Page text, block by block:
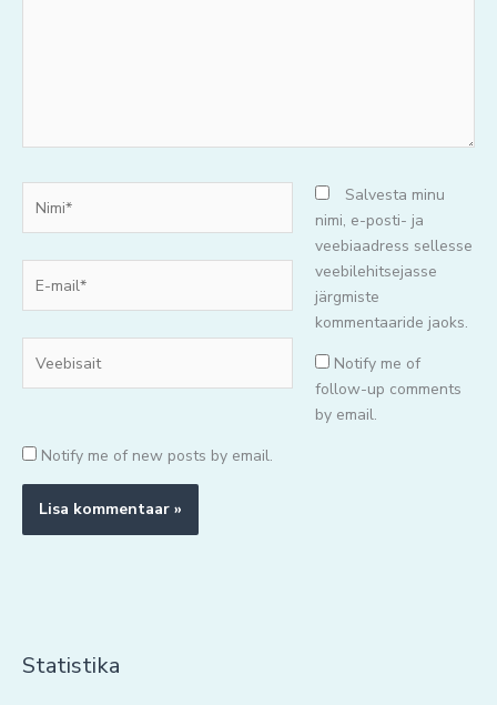
mail*
Salvesta minu
nimi, e-posti- ja
veebiaadress sellesse
veebilehitsejasse
järgmiste
kommentaaride jaoks.
Notify me of
follow-up comments
by email.
Notify me of new posts by email.
Statistika